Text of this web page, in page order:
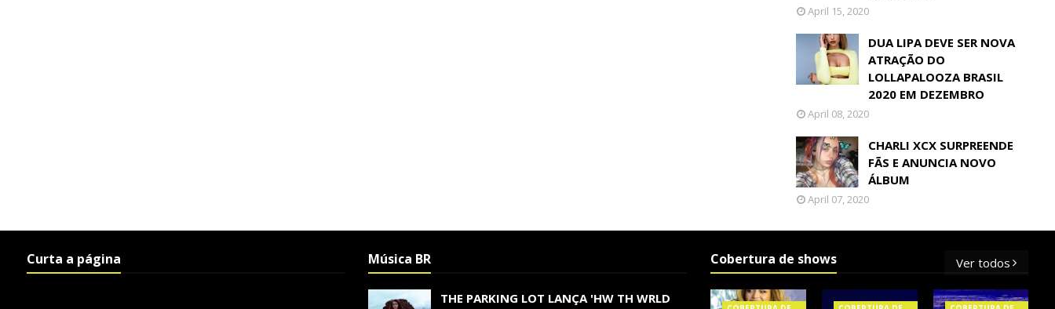
April 15, 2020
DUA LIPA DEVE SER NOVA
ATRAÇÃO DO
LOLLAPALOOZA BRASIL
2020 EM DEZEMBRO
April 08, 2020
CHARLI XCX SURPREENDE
FÃS E ANUNCIA NOVO
ÁLBUM
April 07, 2020
Curta a página Música BR
THE PARKING LOT LANÇA 'HW TH WRLD
Cobertura de shows Ver todos